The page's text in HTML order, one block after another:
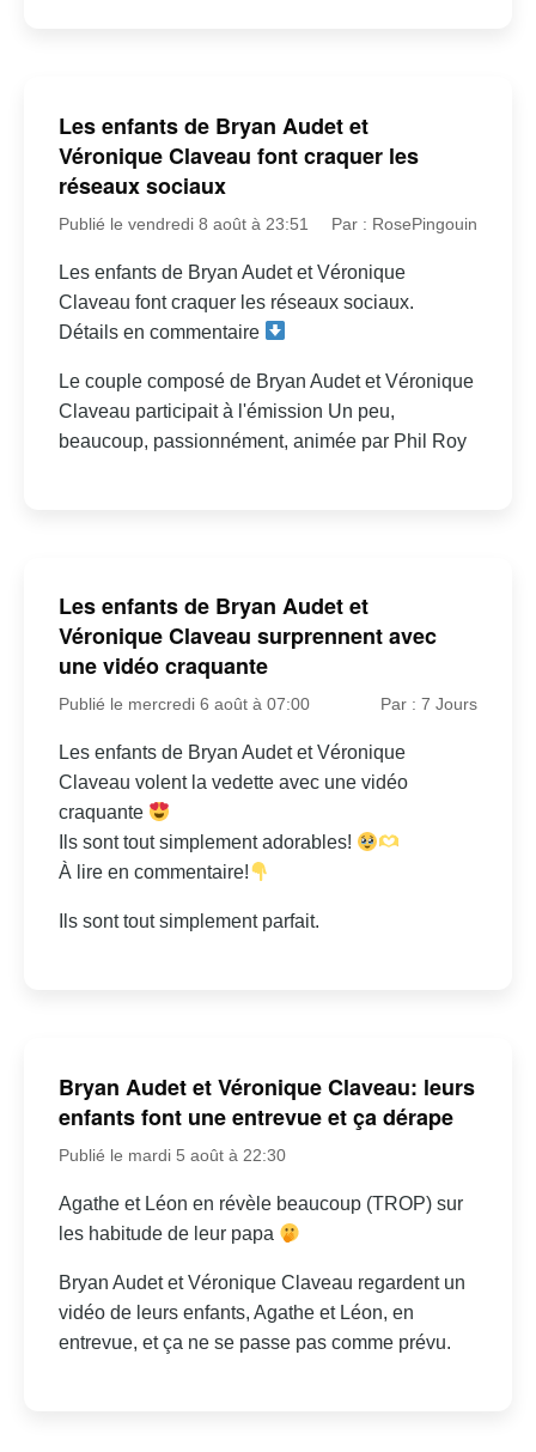
Les enfants de Bryan Audet et
Véronique Claveau font craquer les
réseaux sociaux
Publié le vendredi 8 août à 23:51 Par : RosePingouin
Les enfants de Bryan Audet et Véronique
Claveau font craquer les réseaux sociaux.
Détails en commentaire
Le couple composé de Bryan Audet et Véronique
Claveau participait à l'émission Un peu,
beaucoup, passionnément, animée par Phil Roy
Les enfants de Bryan Audet et
Véronique Claveau surprennent avec
une vidéo craquante
Publié le mercredi 6 août à 07:00 Par : 7 Jours
Les enfants de Bryan Audet et Véronique
Claveau volent la vedette avec une vidéo
craquante
Ils sont tout simplement adorables!
À lire en commentaire!
Ils sont tout simplement parfait.
Bryan Audet et Véronique Claveau: leurs
enfants font une entrevue et ça dérape
Publié le mardi 5 août à 22:30
Agathe et Léon en révèle beaucoup (TROP) sur
les habitude de leur papa
Bryan Audet et Véronique Claveau regardent un
vidéo de leurs enfants, Agathe et Léon, en
entrevue, et ça ne se passe pas comme prévu.